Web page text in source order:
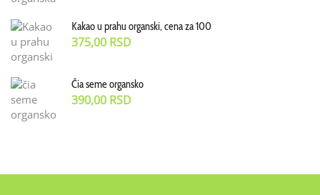
Kakao u prahu organski, cena za 100
375,00 RSD
Čia seme organsko
390,00 RSD